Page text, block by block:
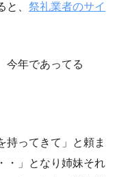
、 祭礼業者のサイ
年であってる
持ってきて」と頼ま
・」となり姉妹それ